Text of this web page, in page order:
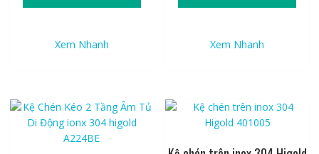
Xem Nhanh Xem Nhanh